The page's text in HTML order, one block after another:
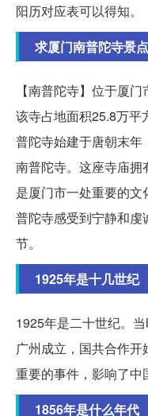
阳历对应表可以得知。
求厦门南普陀寺景
【南普陀寺】位于厦
该寺占地面积25.8万平
普陀寺始建于唐朝末
南普陀寺。这座寺庙拥
是厦门市一处重要的
普陀寺感受到宁静和
节。
1925年是十几世纪
1925年是二十世纪。
广州成立，国共合作
重要的事件，影响了中
1856年是什么年代